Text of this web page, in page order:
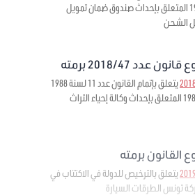
مؤرخ في 6 ديسمبر 1999 المتعلق بإحداث صندوق ضمان تمويل
الشحن
عدد 2018/47 برمته
يتعلق بإتمام القانون عدد 11 لسنة 1988
المؤرخ في 25 فيفري 1988 المتعلق بإحداث وكالة إحياء التراث
القانون برمته
يتعلق بالترخيص للدولة في الاكتتاب في
تونس الطرقات السيارة